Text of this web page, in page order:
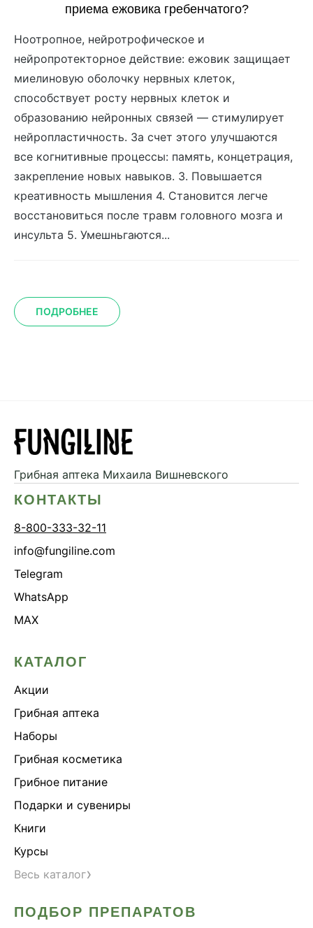
приема ежовика гребенчатого?
Ноотропное, нейротрофическое и
нейропротекторное действие: ежовик защищает
миелиновую оболочку нервных клеток,
способствует росту нервных клеток и
образованию нейронных связей — стимулирует
нейропластичность. За счет этого улучшаются
все когнитивные процессы: память, концетрация,
закрепление новых навыков. 3. Повышается
креативность мышления 4. Становится легче
восстановиться после травм головного мозга и
инсульта 5. Умешньгаются...
ПОДРОБНЕЕ
Грибная аптека Михаила Вишневского
КОНТАКТЫ
8-800-333-32-11
info@fungiline.com
Telegram
WhatsApp
MAX
КАТАЛОГ
Акции
Грибная аптека
Наборы
Грибная косметика
Грибное питание
Подарки и сувениры
Книги
Курсы
Весь каталог›
ПОДБОР ПРЕПАРАТОВ